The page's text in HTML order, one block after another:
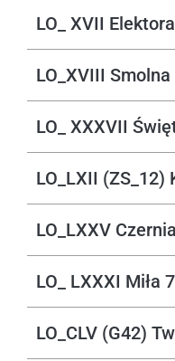
LO_ XVII
LO_XVIII Smolna
LO_ XXXVII
LO_LXII
LO_LXXV
LO_ LXXXI Miła 7
LO_CLV (G42)